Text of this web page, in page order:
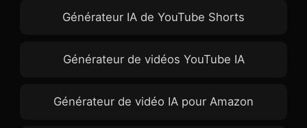
Générateur IA de YouTube Shorts
Générateur de vidéos YouTube IA
Générateur de vidéo IA pour Amazon